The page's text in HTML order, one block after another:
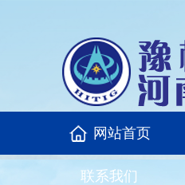
网站首页
联系我们